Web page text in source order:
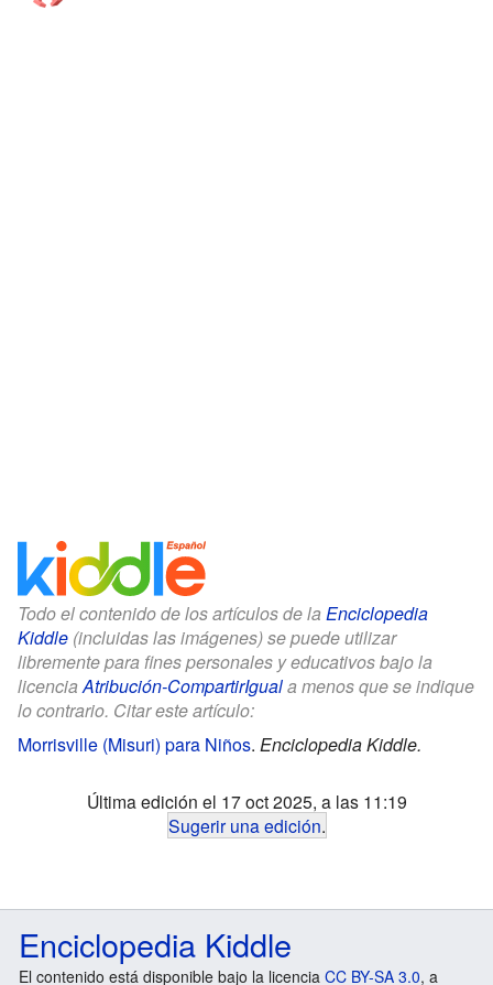
Todo el contenido de los artículos de la Enciclopedia
Kiddle (incluidas las imágenes) se puede utilizar
libremente para fines personales y educativos bajo la
licenciaAtribución-CompartirIguala menos que se indique
lo contrario. Citar este artículo:
Morrisville (Misuri) para Niños. Enciclopedia Kiddle.
Última edición el 17 oct 2025, a las 11:19
Sugerir una edición.
Enciclopedia Kiddle
El contenido está disponible bajo la licencia CC BY-SA 3.0, a